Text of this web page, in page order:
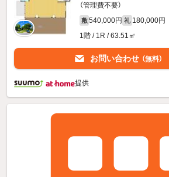
（管理費不要）
敷 540,000円 礼 180,000円
1階 / 1R / 63.51㎡
お問い合わせ （無料）
提供